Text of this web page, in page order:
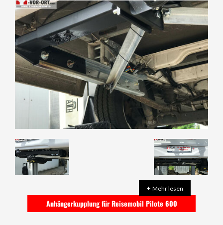
+ Mehr lesen
Anhängerkupplung für Reisemobil Pilote 600